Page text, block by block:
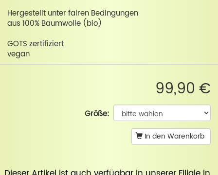
Hergestellt unter fairen Bedingungen
aus 100% Baumwolle (bio)
GOTS zertifiziert
vegan
99,90 €
Größe:
In den Warenkorb